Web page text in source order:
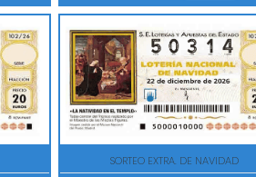
SORTEO EXTRA. DE NAVIDAD